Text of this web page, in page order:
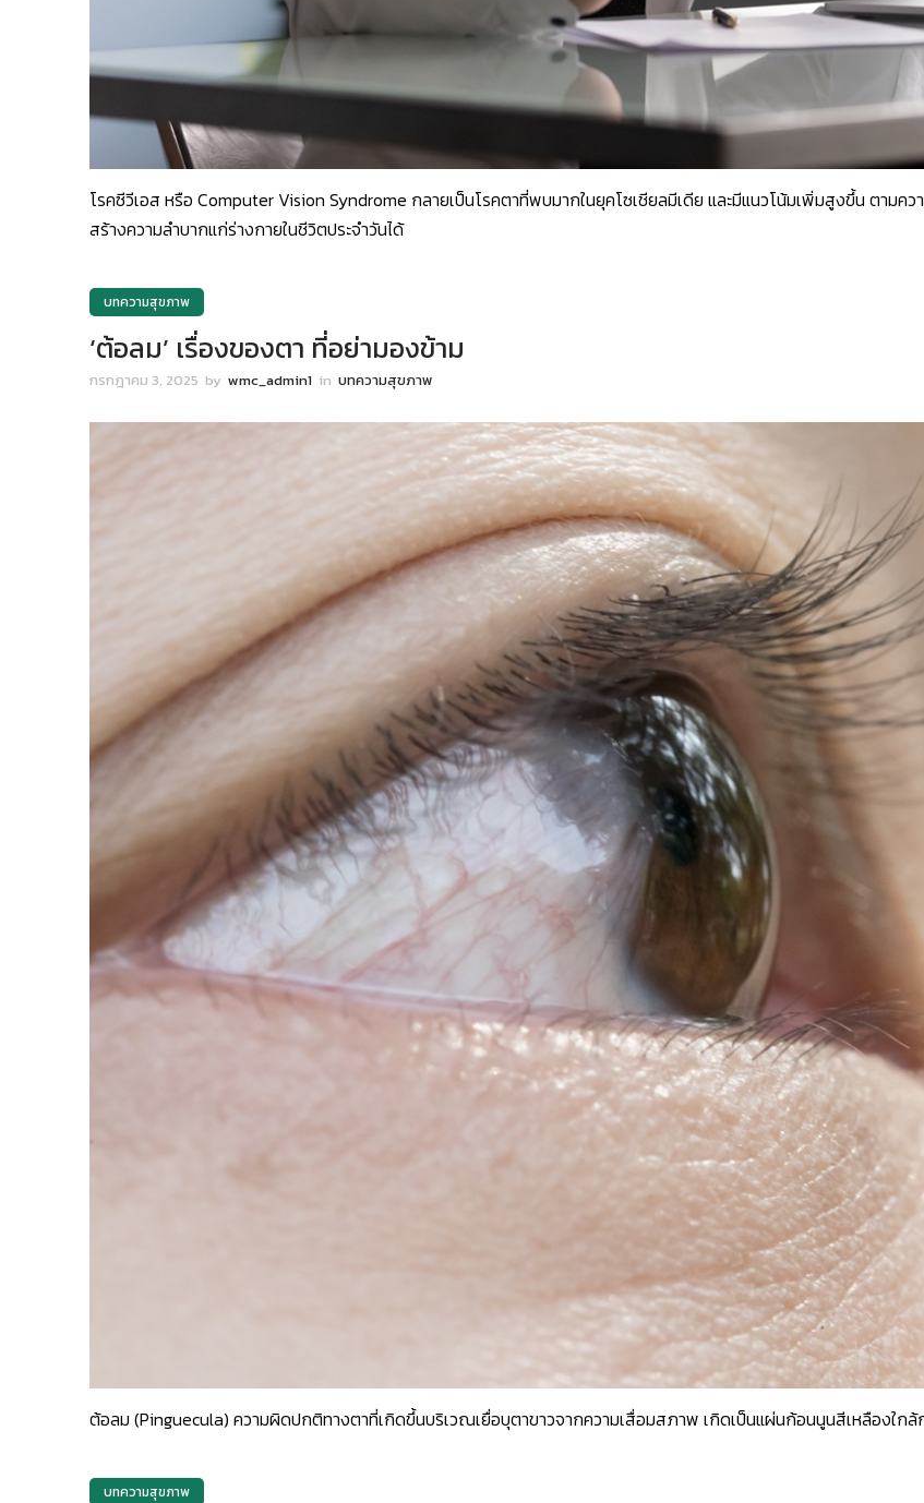
โรคซีวีเอส หรือ Computer Vision Syndrome กลายเป็นโรคตาที่พบมากในยุคโซเชียลมีเดีย และมีแนวโน้มเพิ่มสูงขึ้น ตามคว
สร้างความลำบากแก่ร่างกายในชีวิตประจำวันได้
บทความสุขภาพ
‘ต้อลม’ เรื่องของตา ที่อย่ามองข้าม
กรกฎาคม 3, 2025 by wmc_admin1 in บทความสุขภาพ
ต้อลม (Pinguecula) ความผิดปกติทางตาที่เกิดขึ้นบริเวณเยื่อบุตาขาวจากความเสื่อมสภาพ เกิดเป็นแผ่นก้อนนูนสีเหลืองใก
บทความสุขภาพ